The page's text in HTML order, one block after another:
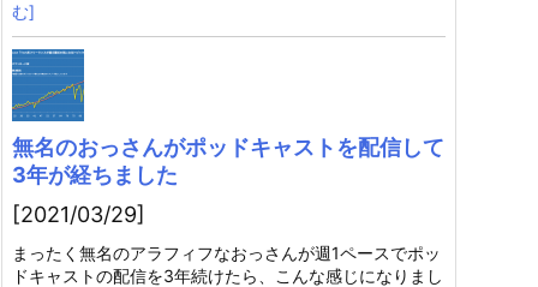
む]
無名のおっさんがポッドキャストを配信して
3年が経ちました
[2021/03/29]
まったく無名のアラフィフなおっさんが週1ペースでポッ
ドキャストの配信を3年続けたら、こんな感じになりまし